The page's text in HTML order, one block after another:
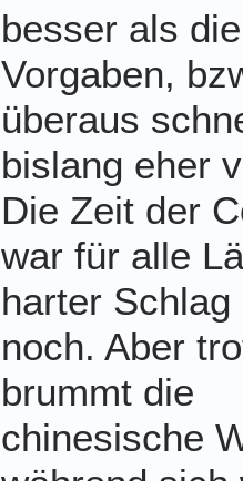
besser als
Vorgaben,
überaus
bislang eher
Die Zeit der
war für alle
harter
noch. Aber
brummt die
chinesische